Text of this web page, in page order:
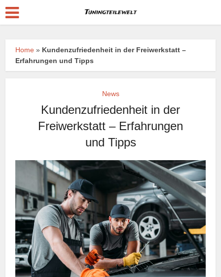
Home » Kundenzufriedenheit in der Freiwerkstatt –
Erfahrungen und Tipps
News
Kundenzufriedenheit in der
Freiwerkstatt – Erfahrungen
und Tipps